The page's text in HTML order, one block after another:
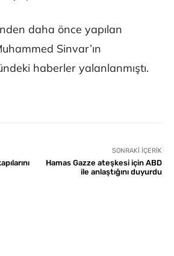
daha önce yapılan
Sinvar’ın
haberler yalanlanmıştı.
SONRAKI İÇERIK
Hamas Gazze ateşkesi için ABD
ile anlaştığını duyurdu